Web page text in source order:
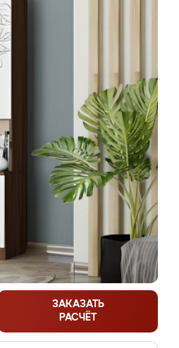
ЗАКАЗАТЬ
РАСЧЁТ